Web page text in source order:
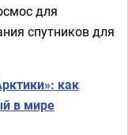
для
спутников для
как
в мире